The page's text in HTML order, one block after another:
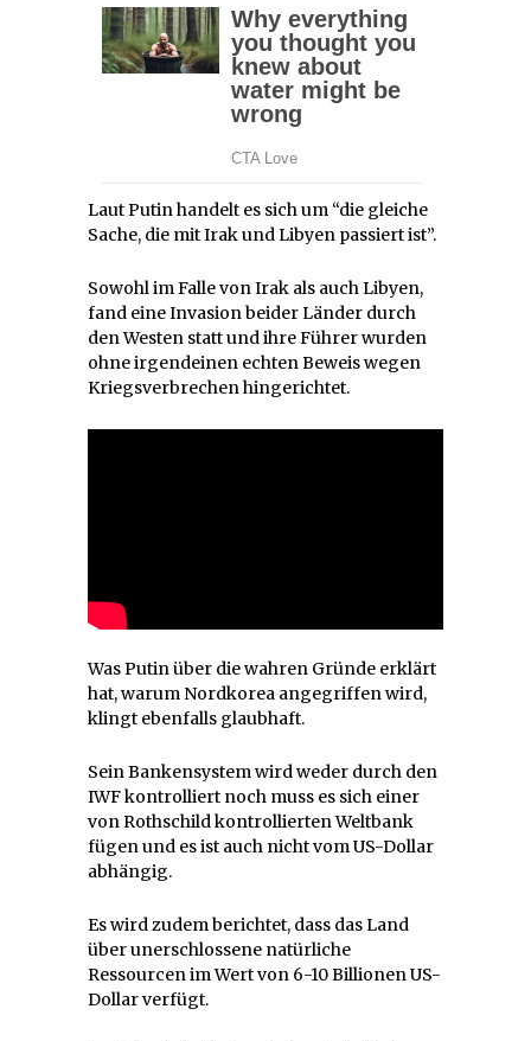
Laut Putin handelt es sich um “die gleiche
Sache, die mit Irak und Libyen passiert ist”.
Sowohl im Falle von Irak als auch Libyen,
fand eine Invasion beider Länder durch
den Westen statt und ihre Führer wurden
ohne irgendeinen echten Beweis wegen
Kriegsverbrechen hingerichtet.
Was Putin über die wahren Gründe erklärt
hat, warum Nordkorea angegriffen wird,
klingt ebenfalls glaubhaft.
Sein Bankensystem wird weder durch den
IWF kontrolliert noch muss es sich einer
von Rothschild kontrollierten Weltbank
fügen und es ist auch nicht vom US-Dollar
abhängig.
Es wird zudem berichtet, dass das Land
über unerschlossene natürliche
Ressourcen im Wert von 6-10 Billionen US-
Dollar verfügt.